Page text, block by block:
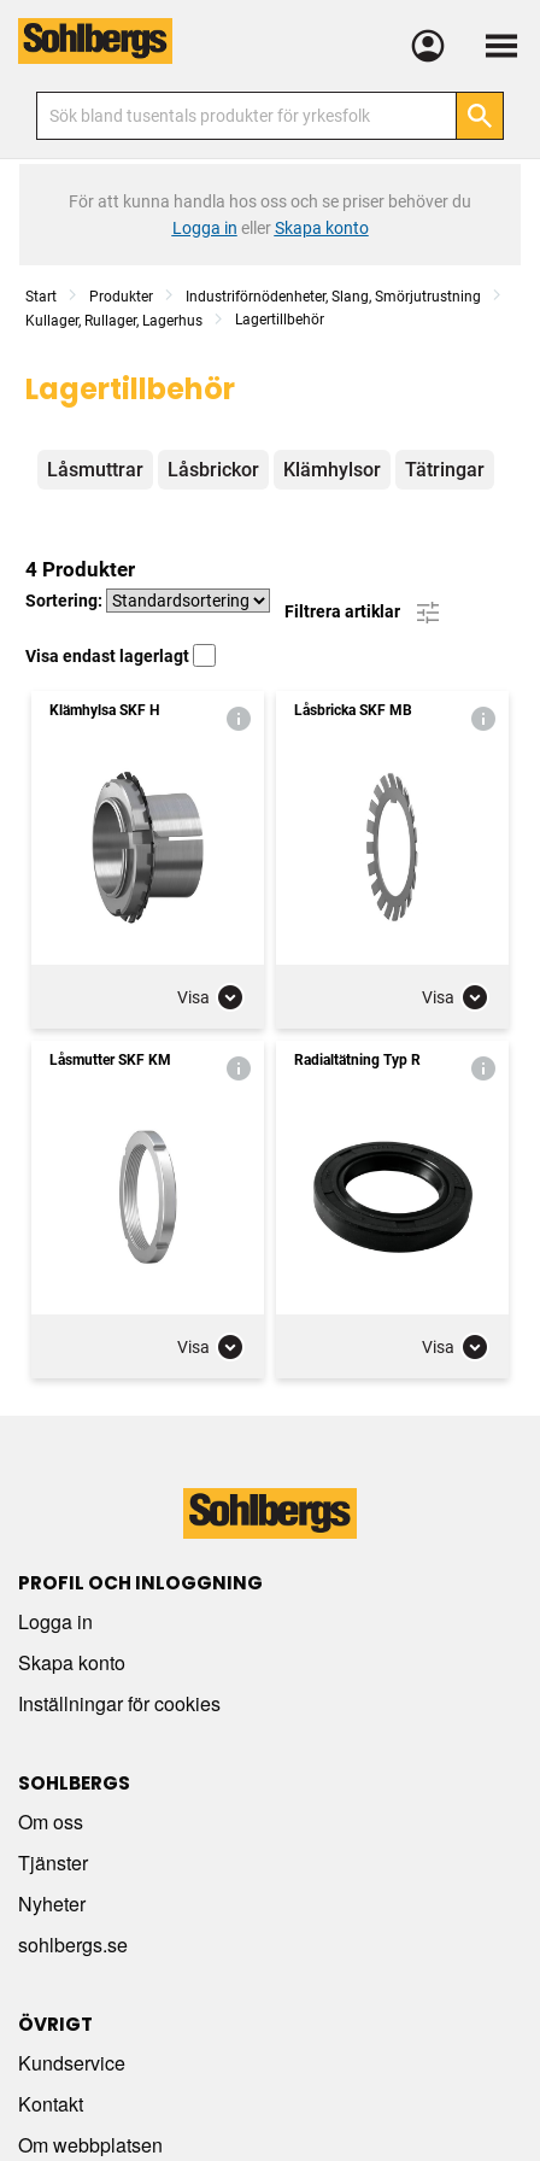
Meny
För att kunna handla hos oss och se priser behöver du
Logga in ellerSkapa konto
Start Produkter
Industriförnödenheter, Slang, Smörjutrustning
Kullager, Rullager, Lagerhus
Lagertillbehör
Lagertillbehör
Kategorier
Låsmuttrar Låsbrickor Klämhylsor Tätringar
4 Produkter
Sortering:
Filtrera artiklar
Visa endast lagerlagt
Klämhylsa SKF H
Visa
Låsbricka SKF MB
Visa
Låsmutter SKF KM
Visa
Radialtätning Typ R
Visa
PROFIL OCH INLOGGNING
Logga in
Skapa konto
Inställningar för cookies
SOHLBERGS
Om oss
Tjänster
Nyheter
sohlbergs.se
ÖVRIGT
Kundservice
Kontakt
Om webbplatsen